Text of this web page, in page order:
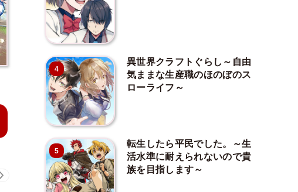
4
異世界クラフトぐらし～自由
気ままな生産職のほのぼのス
ローライフ～
5
転生したら平民でした。～生
活水準に耐えられないので貴
族を目指します～